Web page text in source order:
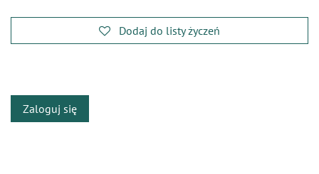
Dodaj do listy życzeń
Zaloguj się